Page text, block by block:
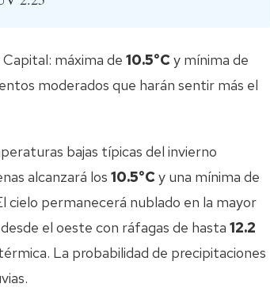
máxima de 10.5°Cy mínima de
moderados que harán sentir más el
bajas típicas del invierno
alcanzará los 10.5°Cy una mínima de
cielo permanecerá nublado en la mayor
el oeste con ráfagas de hasta 12.2
La probabilidad de precipitaciones